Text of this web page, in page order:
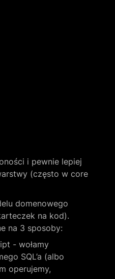
i pewnie lepiej
(często w core
domenowego
na kod).
na 3 sposoby:
- wołamy
SQL’a (albo
operujemy,